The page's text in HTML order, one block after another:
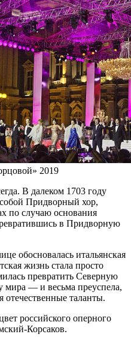
2019
В далеком 1703 году
Придворный хор,
по случаю основания
в Придворную
обосновалась итальянская
жизнь стала просто
превратить Северную
мира — и весьма преуспела,
отечественные таланты.
российского оперного
Корсаков.